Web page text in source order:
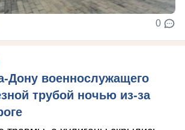
0
Дону военнослужащего
трубой ночью из-за